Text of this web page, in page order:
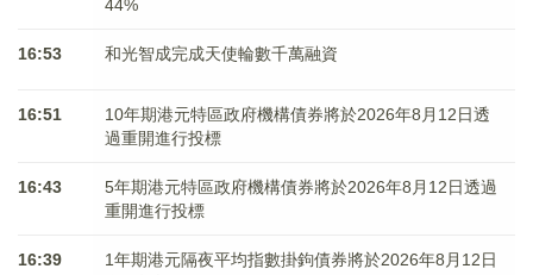
44%
16:53 和光智成完成天使輪數千萬融資
16:51
10年期港元特區政府機構債券將於2026年8月12日透
過重開進行投標
16:43
5年期港元特區政府機構債券將於2026年8月12日透過
重開進行投標
16:39
1年期港元隔夜平均指數掛鉤債券將於2026年8月12日